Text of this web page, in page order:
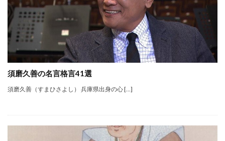
須磨久善の名言格言41選
須磨久善（すまひさよし） 兵庫県出身の心 […]